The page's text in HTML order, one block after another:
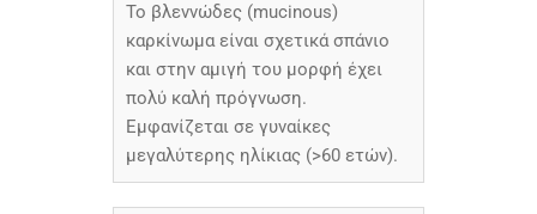
Το βλεννώδες (mucinous)
καρκίνωμα είναι σχετικά σπάνιο
και στην αμιγή του μορφή έχει
πολύ καλή πρόγνωση.
Εμφανίζεται σε γυναίκες
μεγαλύτερης ηλίκιας (>60 ετών).